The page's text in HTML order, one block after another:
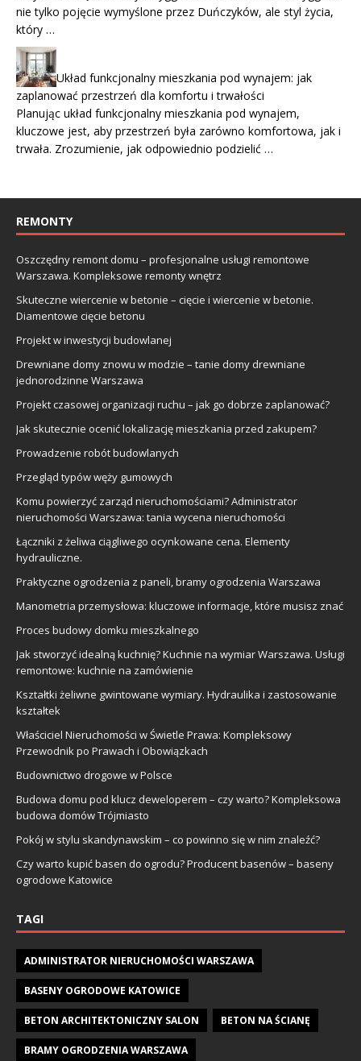
nie tylko pojęcie wymyślone przez Duńczyków, ale styl życia,
który …
Układ funkcjonalny mieszkania pod wynajem: jak
zaplanować przestrzeń dla komfortu i trwałości
Planując układ funkcjonalny mieszkania pod wynajem,
kluczowe jest, aby przestrzeń była zarówno komfortowa, jak i
trwała. Zrozumienie, jak odpowiednio podzielić …
REMONTY
Oszczędny remont domu – profesjonalne usługi remontowe
Warszawa. Kompleksowe remonty wnętrz
Skuteczne wiercenie w betonie – cięcie i wiercenie w betonie.
Diamentowe cięcie betonu
Projekt w inwestycji budowlanej
Drewniane domy znowu w modzie – tanie domy drewniane
jednorodzinne Warszawa
Projekt czasowej organizacji ruchu – jak go dobrze zaplanować?
Jak skutecznie ocenić lokalizację mieszkania przed zakupem?
Prowadzenie robót budowlanych
Przegląd typów węży gumowych
Komu powierzyć zarząd nieruchomościami? Administrator
nieruchomości Warszawa: tania wycena nieruchomości
Łączniki z żeliwa ciągliwego ocynkowane cena. Elementy
hydrauliczne.
Praktyczne ogrodzenia z paneli, bramy ogrodzenia Warszawa
Manometria przemysłowa: kluczowe informacje, które musisz znać
Proces budowy domku mieszkalnego
Jak stworzyć idealną kuchnię? Kuchnie na wymiar Warszawa. Usługi
remontowe: kuchnie na zamówienie
Kształtki żeliwne gwintowane wymiary. Hydraulika i zastosowanie
kształtek
Właściciel Nieruchomości w Świetle Prawa: Kompleksowy
Przewodnik po Prawach i Obowiązkach
Budownictwo drogowe w Polsce
Budowa domu pod klucz deweloperem – czy warto? Kompleksowa
budowa domów Trójmiasto
Pokój w stylu skandynawskim – co powinno się w nim znaleźć?
Czy warto kupić basen do ogrodu? Producent basenów – baseny
ogrodowe Katowice
TAGI
ADMINISTRATOR NIERUCHOMOŚCI WARSZAWA
BASENY OGRODOWE KATOWICE
BETON ARCHITEKTONICZNY SALON BETON NA ŚCIANĘ
BRAMY OGRODZENIA WARSZAWA